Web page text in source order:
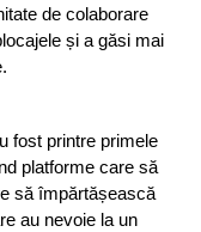
de colaborare
și a găsi mai
fost printre primele
platforme care să
să împărtășească
au nevoie la un